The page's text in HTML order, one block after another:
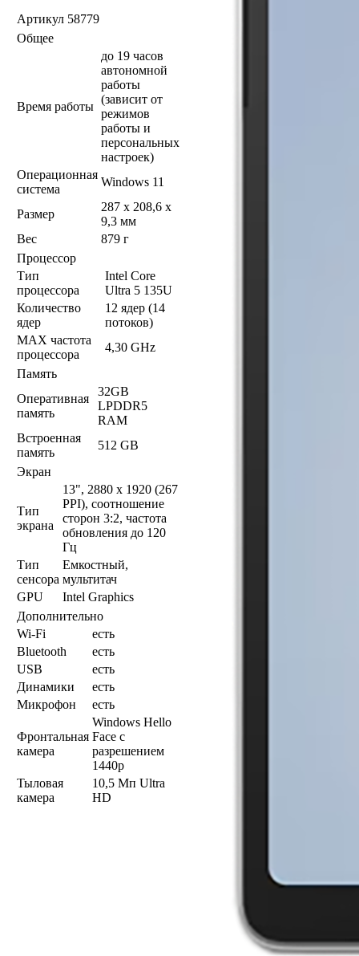
Артикул 58779
Общее
Время работы
до 19 часов
автономной
работы
(зависит от
режимов
работы и
персональных
настроек)
Операционная
система
Windows 11
Размер
287 x 208,6 x
9,3 мм
Вес
879 г
Процессор
Тип
процессора
Intel Core
Ultra 5 135U
Количество
ядер
12 ядер (14
потоков)
MAX частота
процессора
4,30 GHz
Память
Оперативная
память
32GB
LPDDR5
RAM
Встроенная
память
512 GB
Экран
Тип
экрана
13", 2880 x 1920 (267
PPI), соотношение
сторон 3:2, частота
обновления до 120
Гц
Тип
сенсора
Емкостный,
мультитач
GPU
Intel Graphics
Дополнительно
Wi-Fi
есть
Bluetooth
есть
USB
есть
Динамики
есть
Микрофон
есть
Фронтальная
камера
Windows Hello
Face с
разрешением
1440p
Тыловая
камера
10,5 Мп Ultra
HD